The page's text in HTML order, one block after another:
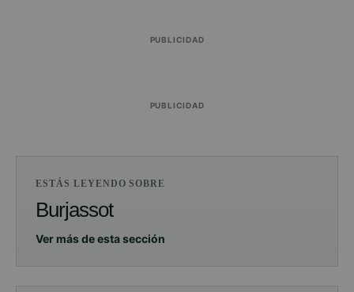
PUBLICIDAD
PUBLICIDAD
ESTÁS LEYENDO SOBRE
Burjassot
Ver más de esta sección